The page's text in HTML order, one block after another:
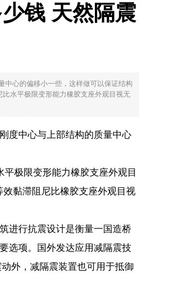
钱 天然隔震
中心的偏移小一些，这样做可以保证结构
水平极限变形能力橡胶支座外观目视无
度中心与上部结构的质量中心
极限变形能力橡胶支座外观目
黏滞阻尼比橡胶支座外观目视
进行抗震设计是衡量一国造桥
选项。国外发达应用减隔震技
外，减隔震装置也可用于抵御